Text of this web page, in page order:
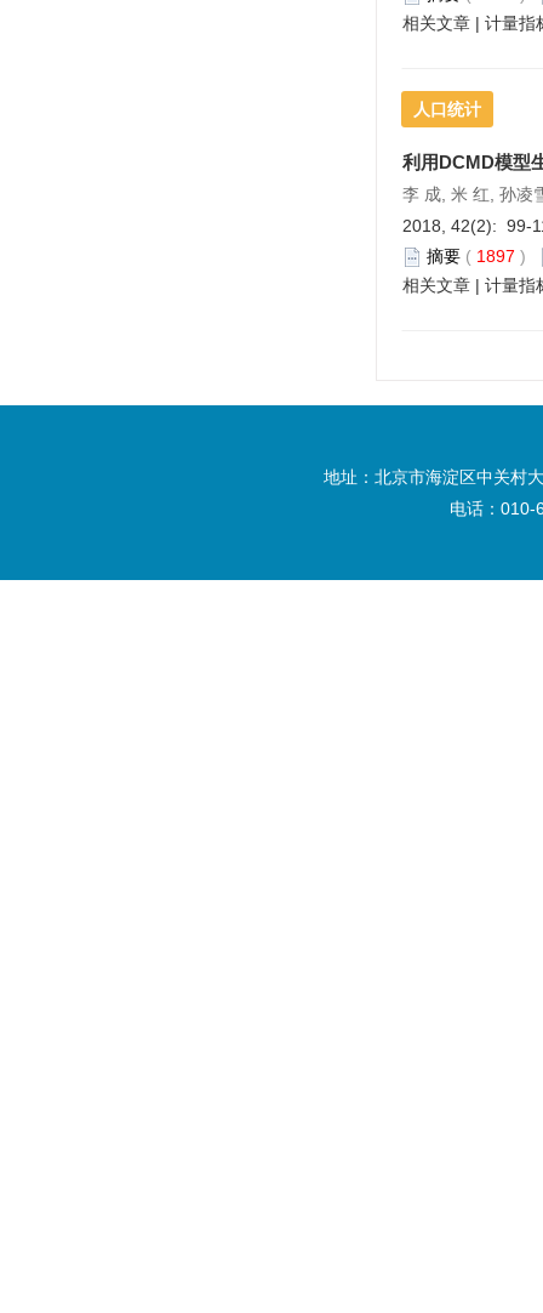
相关文章 | 计量指
人口统计
利用DCMD模型
李 成, 米 红, 孙凌
2018, 42(2): 99-
摘要 ( 1897 )
相关文章 | 计量指
地址：北京市海淀区中关村
电话：